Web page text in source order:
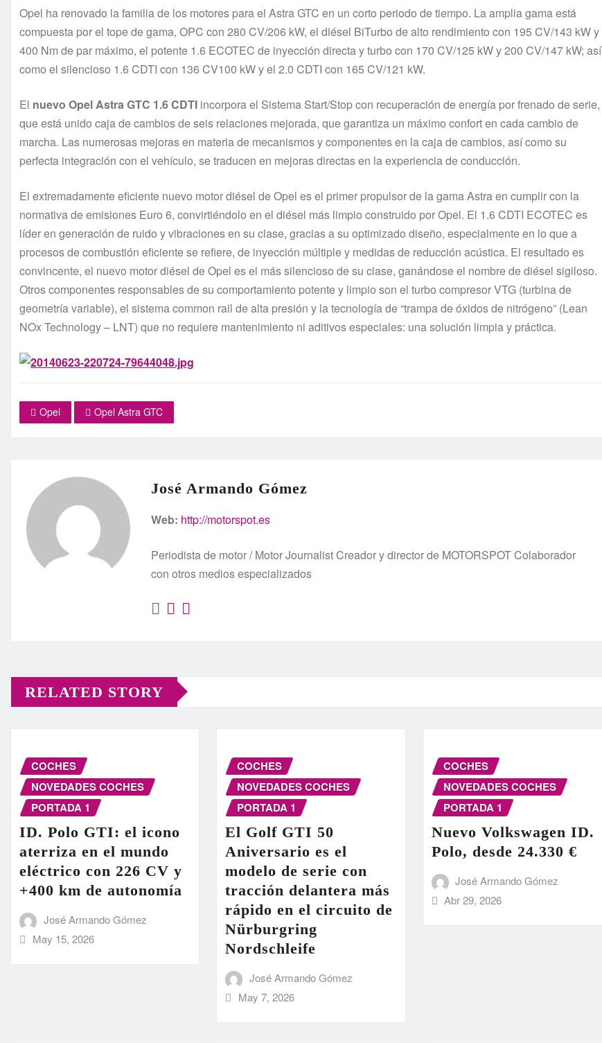
Opel ha renovado la familia de los motores para el Astra GTC en un corto periodo de tiempo. La amplia gama está
compuesta por el tope de gama, OPC con 280 CV/206 kW, el diésel BiTurbo de alto rendimiento con 195 CV/143 kW y
400 Nm de par máximo, el potente 1.6 ECOTEC de inyección directa y turbo con 170 CV/125 kW y 200 CV/147 kW; así
como el silencioso 1.6 CDTI con 136 CV100 kW y el 2.0 CDTI con 165 CV/121 kW.
El nuevo Opel Astra GTC 1.6 CDTI incorpora el Sistema Start/Stop con recuperación de energía por frenado de serie,
que está unido caja de cambios de seis relaciones mejorada, que garantiza un máximo confort en cada cambio de
marcha. Las numerosas mejoras en materia de mecanismos y componentes en la caja de cambios, así como su
perfecta integración con el vehículo, se traducen en mejoras directas en la experiencia de conducción.
El extremadamente eficiente nuevo motor diésel de Opel es el primer propulsor de la gama Astra en cumplir con la
normativa de emisiones Euro 6, convirtiéndolo en el diésel más limpio construido por Opel. El 1.6 CDTI ECOTEC es
líder en generación de ruido y vibraciones en su clase, gracias a su optimizado diseño, especialmente en lo que a
procesos de combustión eficiente se refiere, de inyección múltiple y medidas de reducción acústica. El resultado es
convincente, el nuevo motor diésel de Opel es el más silencioso de su clase, ganándose el nombre de diésel sigiloso.
Otros componentes responsables de su comportamiento potente y limpio son el turbo compresor VTG (turbina de
geometría variable), el sistema common rail de alta presión y la tecnología de “trampa de óxidos de nitrógeno” (Lean
NOx Technology – LNT) que no requiere mantenimiento ni aditivos especiales: una solución limpia y práctica.
Opel Opel Astra GTC
José Armando Gómez
Web: http://motorspot.es
Periodista de motor / Motor Journalist Creador y director de MOTORSPOT Colaborador
con otros medios especializados
RELATED STORY
COCHES
NOVEDADES COCHES
PORTADA 1
ID. Polo GTI: el icono
aterriza en el mundo
eléctrico con 226 CV y
+400 km de autonomía
José Armando Gómez
May 15, 2026
COCHES
NOVEDADES COCHES
PORTADA 1
El Golf GTI 50
Aniversario es el
modelo de serie con
tracción delantera más
rápido en el circuito de
Nürburgring
Nordschleife
José Armando Gómez
May 7, 2026
COCHES
NOVEDADES COCHES
PORTADA 1
Nuevo Volkswagen ID.
Polo, desde 24.330 €
José Armando Gómez
Abr 29, 2026